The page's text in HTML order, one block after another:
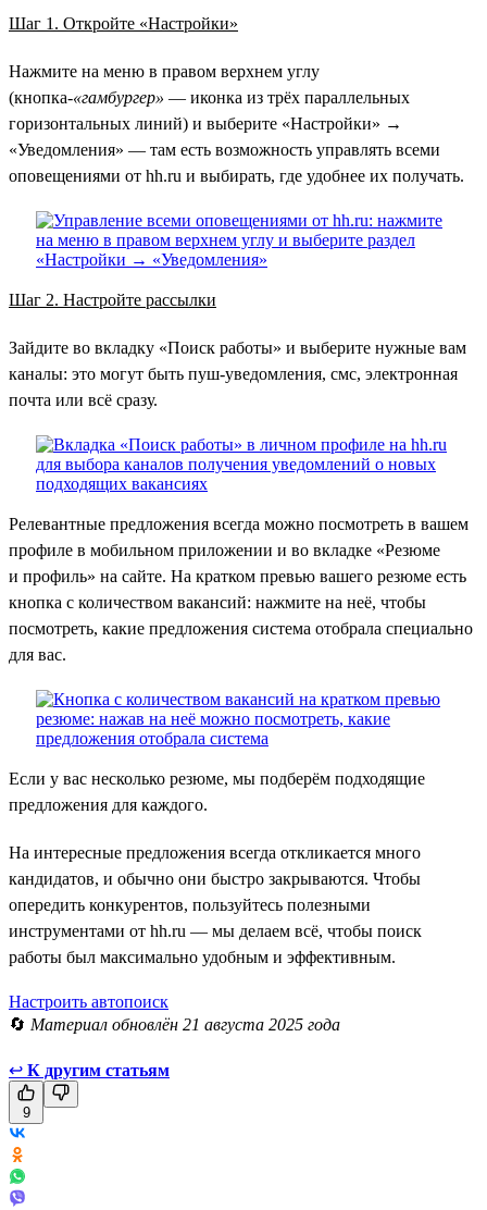
Шаг 1. Откройте «Настройки»
Нажмите на меню в правом верхнем углу
(кнопка-«гамбургер» — иконка из трёх параллельных
горизонтальных линий) и выберите «Настройки» →
«Уведомления» — там есть возможность управлять всеми
оповещениями от hh.ru и выбирать, где удобнее их получать.
Шаг 2. Настройте рассылки
Зайдите во вкладку «Поиск работы» и выберите нужные вам
каналы: это могут быть пуш-уведомления, смс, электронная
почта или всё сразу.
Релевантные предложения всегда можно посмотреть в вашем
профиле в мобильном приложении и во вкладке «Резюме
и профиль» на сайте. На кратком превью вашего резюме есть
кнопка с количеством вакансий: нажмите на неё, чтобы
посмотреть, какие предложения система отобрала специально
для вас.
Если у вас несколько резюме, мы подберём подходящие
предложения для каждого.
На интересные предложения всегда откликается много
кандидатов, и обычно они быстро закрываются. Чтобы
опередить конкурентов, пользуйтесь полезными
инструментами от hh.ru — мы делаем всё, чтобы поиск
работы был максимально удобным и эффективным.
Настроить автопоиск
🔄 Материал обновлён 21 августа 2025 года
↩ К другим статьям
9